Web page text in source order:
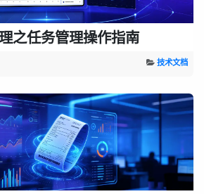
之任务管理操作指南
技术文档